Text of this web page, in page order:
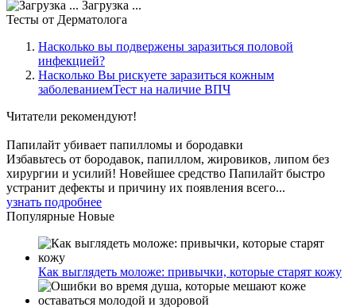
Загрузка ...
Тесты от Дерматолога
Насколько вы подвержены заразиться половой
инфекцией?
Насколько Вы рискуете заразиться кожным
заболеваниемТест на наличие ВПЧ
Читатели рекомендуют!
Папилайт убивает папилломы и бородавки
Избавьтесь от бородавок, папиллом, жировиков, липом без
хирургии и усилий! Новейшее средство Папилайт быстро
устранит дефекты и причину их появления всего...
узнать подробнее
Популярные Новые
Как выглядеть моложе: привычки, которые старят кожу